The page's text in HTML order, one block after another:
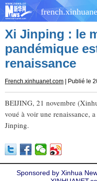
Xi Jinping : le
pandémique
renaissance
French.xinhuanet.com | Publié le
BEIJING, 21 novembre
voué à voir une renaissance,
Jinping.
Sponsored by Xinhua